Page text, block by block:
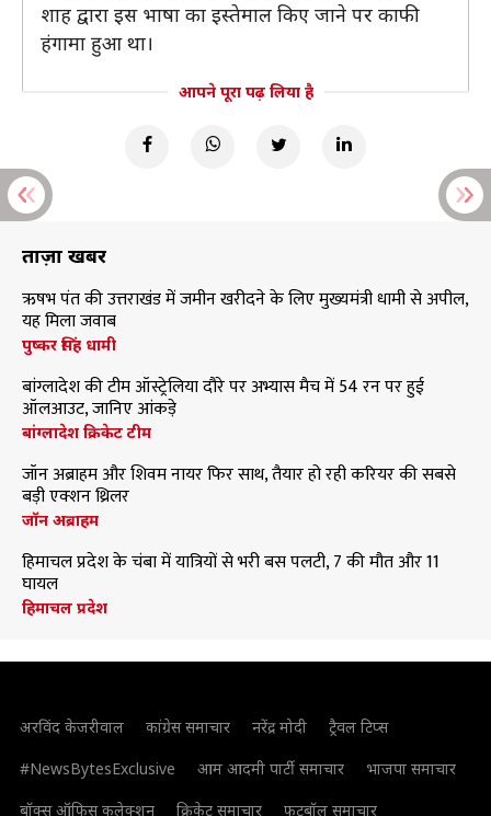
शाह द्वारा इस भाषा का इस्तेमाल किए जाने पर काफी
हंगामा हुआ था।
आपने पूरा पढ़ लिया है
ताज़ा खबरें
ऋषभ पंत की उत्तराखंड में जमीन खरीदने के लिए मुख्यमंत्री धामी से अपील,
यह मिला जवाब
पुष्कर सिंह धामी
बांग्लादेश की टीम ऑस्ट्रेलिया दौरे पर अभ्यास मैच में 54 रन पर हुई
ऑलआउट, जानिए आंकड़े
बांग्लादेश क्रिकेट टीम
जॉन अब्राहम और शिवम नायर फिर साथ, तैयार हो रही करियर की सबसे
बड़ी एक्शन थ्रिलर
जॉन अब्राहम
हिमाचल प्रदेश के चंबा में यात्रियों से भरी बस पलटी, 7 की मौत और 11
घायल
हिमाचल प्रदेश
अरविंद केजरीवाल कांग्रेस समाचार नरेंद्र मोदी
ट्रैवल टिप्स
#NewsBytesExclusive
आम आदमी पार्टी समाचार
भाजपा समाचार
बॉक्स ऑफिस कलेक्शन
क्रिकेट समाचार फुटबॉल समाचार